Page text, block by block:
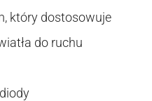
który dostosowuje
do ruchu